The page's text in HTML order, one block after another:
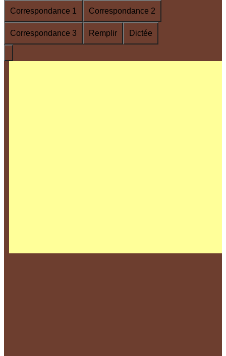
Correspondance 1
Correspondance 2
Correspondance 3 Remplir Dictée